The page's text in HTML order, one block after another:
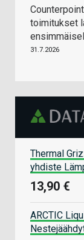
toimitukset
31.7.2026
Thermal
yhdiste
13,90 €
ARCTIC